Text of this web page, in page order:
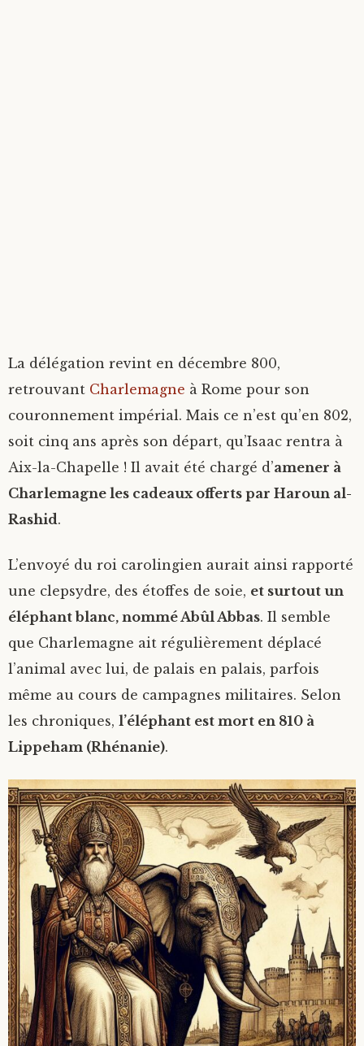
La délégation revint en décembre 800,
retrouvant Charlemagne à Rome pour son
couronnement impérial. Mais ce n’est qu’en 802,
soit cinq ans après son départ, qu’Isaac rentra à
Aix-la-Chapelle ! Il avait été chargé d’amener à
Charlemagne les cadeaux offerts par Haroun al-
Rashid.
L’envoyé du roi carolingien aurait ainsi rapporté
une clepsydre, des étoffes de soie, et surtout un
éléphant blanc, nommé Abûl Abbas. Il semble
que Charlemagne ait régulièrement déplacé
l’animal avec lui, de palais en palais, parfois
même au cours de campagnes militaires. Selon
les chroniques, l’éléphant est mort en 810 à
Lippeham (Rhénanie).